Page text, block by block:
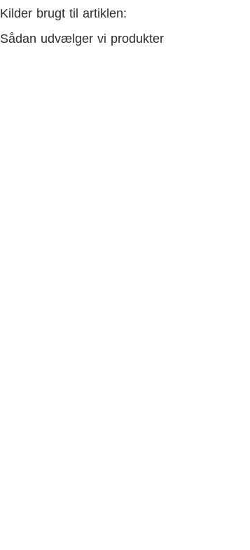
Kilder brugt til artiklen:
Sådan udvælger vi produkter